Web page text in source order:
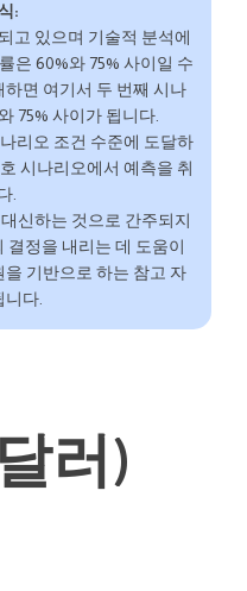
:
고 있으며 기술적 분석에
은 60%와 75% 사이일 수
면 여기서 두 번째 시나
75% 사이가 됩니다.
리오 조건 수준에 도달하
시나리오에서 예측을 취
.
신하는 것으로 간주되지
결정을 내리는 데 도움이
기반으로 하는 참고 자
니다.
러)